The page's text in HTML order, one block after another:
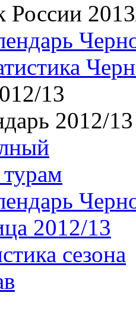
России
13
2012/13
2012/13
сезона